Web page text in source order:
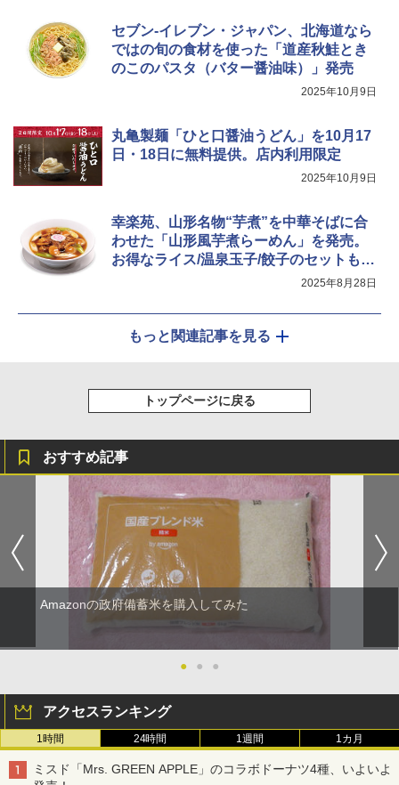
セブン-イレブン・ジャパン、北海道なら
ではの旬の食材を使った「道産秋鮭とき
のこのパスタ（バター醤油味）」発売
2025年10月9日
丸亀製麺「ひと口醤油うどん」を10月17
日・18日に無料提供。店内利用限定
2025年10月9日
幸楽苑、山形名物“芋煮”を中華そばに合
わせた「山形風芋煮らーめん」を発売。
お得なライス/温泉玉子/餃子のセットも用
2025年8月28日
もっと関連記事を見る
トップページに戻る
おすすめ記事
Amazonの政府備蓄米を購入してみた
● ● ●
アクセスランキング
1時間 24時間 1週間 1カ月
ミスド「Mrs. GREEN APPLE」のコラボドーナツ4種、いよいよ